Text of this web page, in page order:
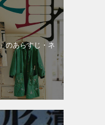
のあらすじ・ネ